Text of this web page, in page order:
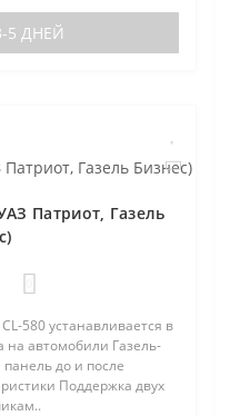
5 ДНЕЙ
Патриот, Газель
580 устанавливается в
на автомобили Газель-
до и после
Поддержка двух